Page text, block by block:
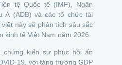
tệ Quốc tế (IMF), Ngân
Á (ADB) và các tổ chức tài
này sẽ phân tích sâu sắc
kinh tế Việt Nam năm 2026.
chứng kiến sự phục hồi ấn
19, với tăng trưởng GDP